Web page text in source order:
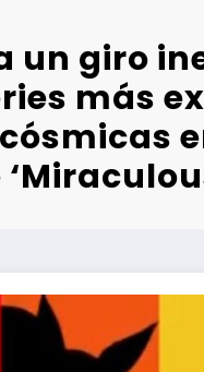
un giro
más